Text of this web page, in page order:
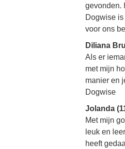
gevonden.
Dogwise
voor ons
Diliana
Als er
met mijn
manier en
Dogwise
Jolanda
Met mijn
leuk en
heeft